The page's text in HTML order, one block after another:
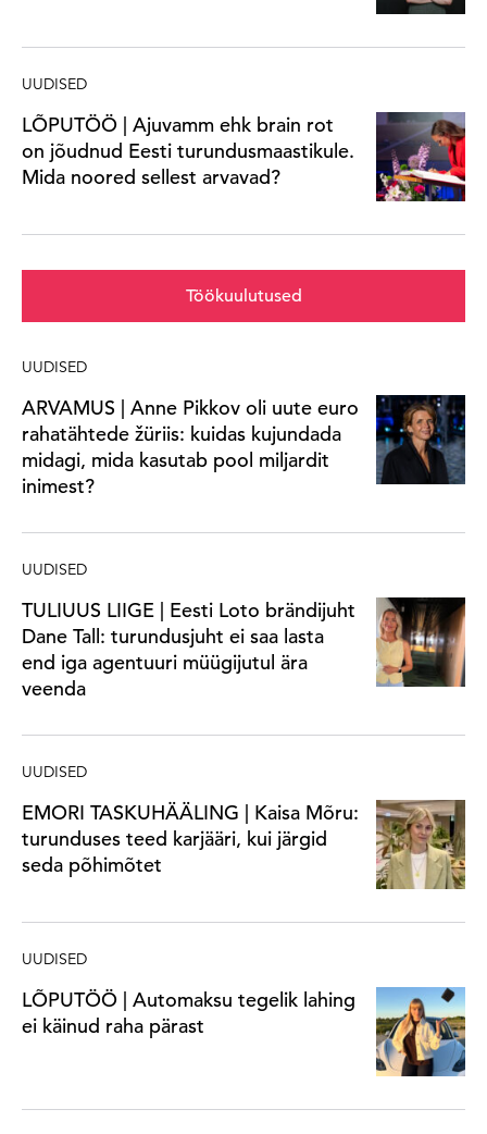
UUDISED
LÕPUTÖÖ | Ajuvamm ehk brain rot
on jõudnud Eesti turundusmaastikule.
Mida noored sellest arvavad?
Töökuulutused
UUDISED
ARVAMUS | Anne Pikkov oli uute euro
rahatähtede žüriis: kuidas kujundada
midagi, mida kasutab pool miljardit
inimest?
UUDISED
TULIUUS LIIGE | Eesti Loto brändijuht
Dane Tall: turundusjuht ei saa lasta
end iga agentuuri müügijutul ära
veenda
UUDISED
EMORI TASKUHÄÄLING | Kaisa Mõru:
turunduses teed karjääri, kui järgid
seda põhimõtet
UUDISED
LÕPUTÖÖ | Automaksu tegelik lahing
ei käinud raha pärast